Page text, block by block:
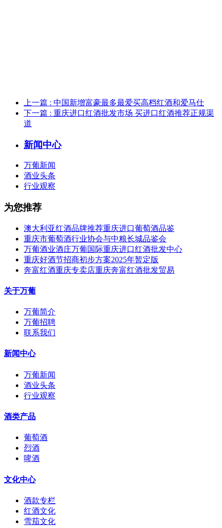
上一篇 : 中国新增富豪最多最爱买高档红酒和爱马仕
下一篇 : 重庆进口红酒批发市场 买进口红酒推荐正规渠
道
新闻中心
万葡新闻
酒业头条
行业观察
为您推荐
澳大利亚红酒品牌推荐重庆进口葡萄酒品鉴
重庆市葡萄酒行业协会与中粮长城品鉴会
万葡酒业酒庄万葡国际重庆进口红酒批发中心
重庆好酒节招商初步方案2025年暂定版
奔富红酒重庆专卖店重庆奔富红酒批发贸易
关于万葡
万葡简介
万葡招聘
联系我们
新闻中心
万葡新闻
酒业头条
行业观察
酒类产品
葡萄酒
烈酒
啤酒
文化中心
酒款专栏
红酒文化
雪茄文化